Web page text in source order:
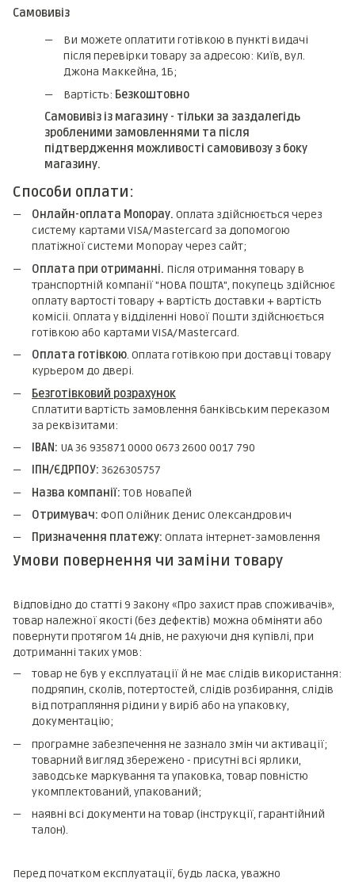
Самовивіз
Ви можете оплатити готівкою в пункті видачі
після перевірки товару за адресою: Київ, вул.
Джона Маккейна, 1Б;
Вартість: Безкоштовно
Самовивіз із магазину - тільки за заздалегідь
зробленими замовленнями та після
підтвердження можливості самовивозу з боку
магазину.
Способи оплати:
Онлайн-оплата Monopay. Оплата здійснюється через
систему картами VISA/Mastercard за допомогою
платіжної системи Monopay через сайт;
Оплата при отриманні. Після отримання товару в
транспортній компанії "НОВА ПОШТА", покупець здійснює
оплату вартості товару + вартість доставки + вартість
комicii. Оплата у відділенні Нової Пошти здійснюється
готівкою або картами VISA/Mastercard.
Оплата готівкою. Оплата готівкою при доставці товару
курьером до двері.
Безготівковий розрахунок
Сплатити вартість замовлення банківським переказом
за реквізитами:
IBAN: UA 36 935871 0000 0673 2600 0017 790
ІПН/ЄДРПОУ: 3626305757
Назва компанії: ТОВ НоваПей
Отримувач: ФОП Олійник Денис Олександрович
Призначення платежу: Оплата інтернет-замовлення
Умови повернення чи заміни товару
Відповідно до статті 9 Закону «Про захист прав споживачів»,
товар належної якості (без дефектів) можна обміняти або
повернути протягом 14 днів, не рахуючи дня купівлі, при
дотриманні таких умов:
товар не був у експлуатації й не має слідів використання:
подряпин, сколів, потертостей, слідів розбирання, слідів
від потрапляння рідини у виріб або на упаковку,
документацію;
програмне забезпечення не зазнало змін чи активації;
товарний вигляд збережено - присутні всі ярлики,
заводське маркування та упаковка, товар повністю
укомплектований, упакований;
наявні всі документи на товар (інструкції, гарантійний
талон).
Перед початком експлуатації, будь ласка, уважно